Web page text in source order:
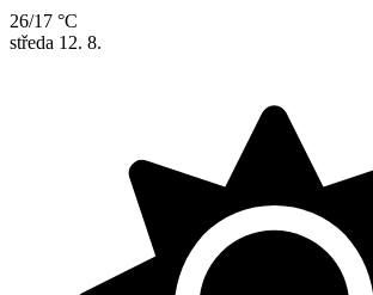
26/17 °C
středa 12. 8.